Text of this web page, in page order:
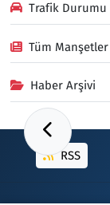
Trafik Durumu
Tüm Manşetler
Haber Arşivi
RSS